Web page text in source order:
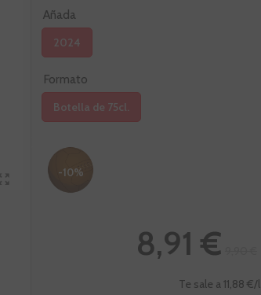
Añada
2024
Formato
Botella de 75cl.
-10%
8,91 €
Te sale a 11,88 €/l